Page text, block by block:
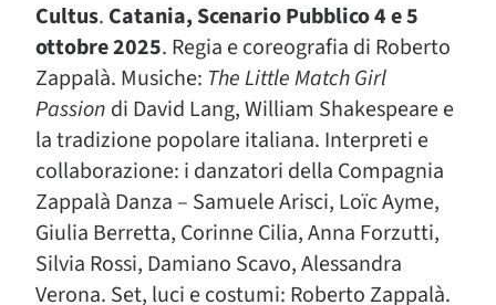
Cultus. Catania, Scenario Pubblico 4 e 5
ottobre 2025. Regia e coreografia di Roberto
Zappalà. Musiche: The Little Match Girl
Passion di David Lang, William Shakespeare e
la tradizione popolare italiana. Interpreti e
collaborazione: i danzatori della Compagnia
Zappalà Danza – Samuele Arisci, Loïc Ayme,
Giulia Berretta, Corinne Cilia, Anna Forzutti,
Silvia Rossi, Damiano Scavo, Alessandra
Verona. Set, luci e costumi: Roberto Zappalà.